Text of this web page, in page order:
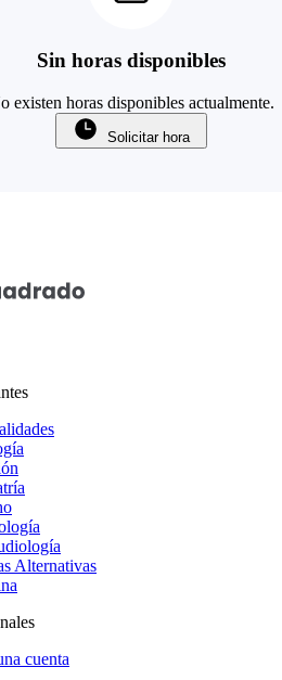
Sin horas disponibles
existen horas disponibles actualmente.
Solicitar hora
Alternativas
cuenta